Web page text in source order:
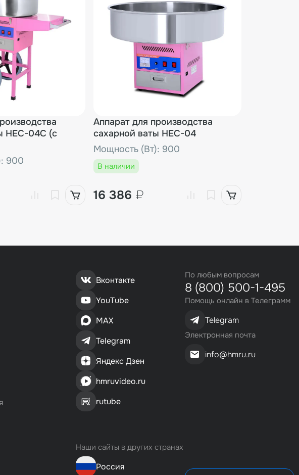
HEC-04C (с
900
Аппарат для производства
сахарной ваты HEC-04
Мощность (Вт): 900
В наличии
16 386 ₽
Вконтакте
YouTube
MAX
Telegram
Яндекс Дзен
hmruvideo.ru
rutube
Наши сайты в других странах
Россия
По любым вопросам
8 (800) 500-1-495
Помощь онлайн в Телеграмм
Telegram
Электронная почта
info@hmru.ru